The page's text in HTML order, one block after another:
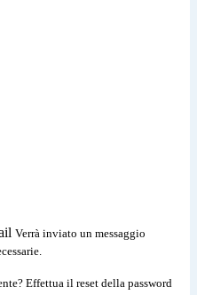
Verrà inviato un messaggio
Effettua il reset della password